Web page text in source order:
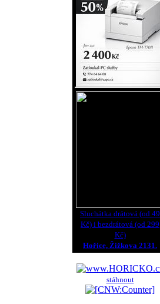
Sluchátka drátová (od 49
Kč) i bezdrátová (od 299
Kč)
Hořice, Žižkova 2131.
stáhnout